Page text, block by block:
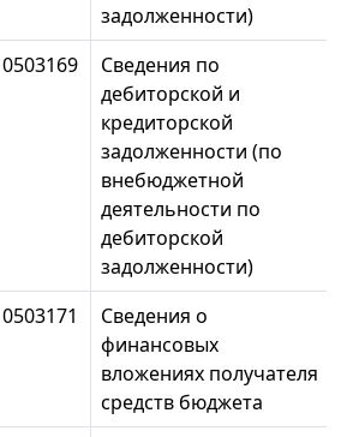
задолженности)
0503169
Сведения по
дебиторской и
кредиторской
задолженности (по
внебюджетной
деятельности по
дебиторской
задолженности)
0503171
Сведения о
финансовых
вложениях получателя
средств бюджета